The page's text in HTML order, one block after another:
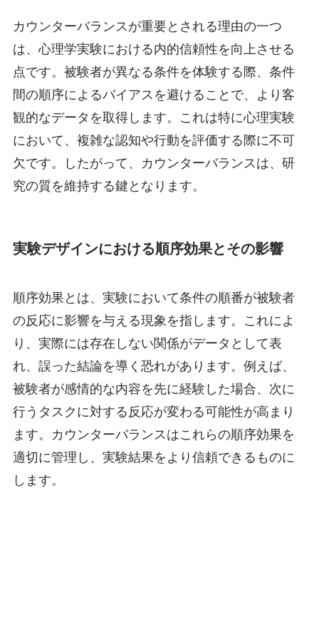
カウンターバランスが重要とされる理由の一つ
は、心理学実験における内的信頼性を向上させる
点です。被験者が異なる条件を体験する際、条件
間の順序によるバイアスを避けることで、より客
観的なデータを取得します。これは特に心理実験
において、複雑な認知や行動を評価する際に不可
欠です。したがって、カウンターバランスは、研
究の質を維持する鍵となります。
実験デザインにおける順序効果とその影響
順序効果とは、実験において条件の順番が被験者
の反応に影響を与える現象を指します。これによ
り、実際には存在しない関係がデータとして表
れ、誤った結論を導く恐れがあります。例えば、
被験者が感情的な内容を先に経験した場合、次に
行うタスクに対する反応が変わる可能性が高まり
ます。カウンターバランスはこれらの順序効果を
適切に管理し、実験結果をより信頼できるものに
します。